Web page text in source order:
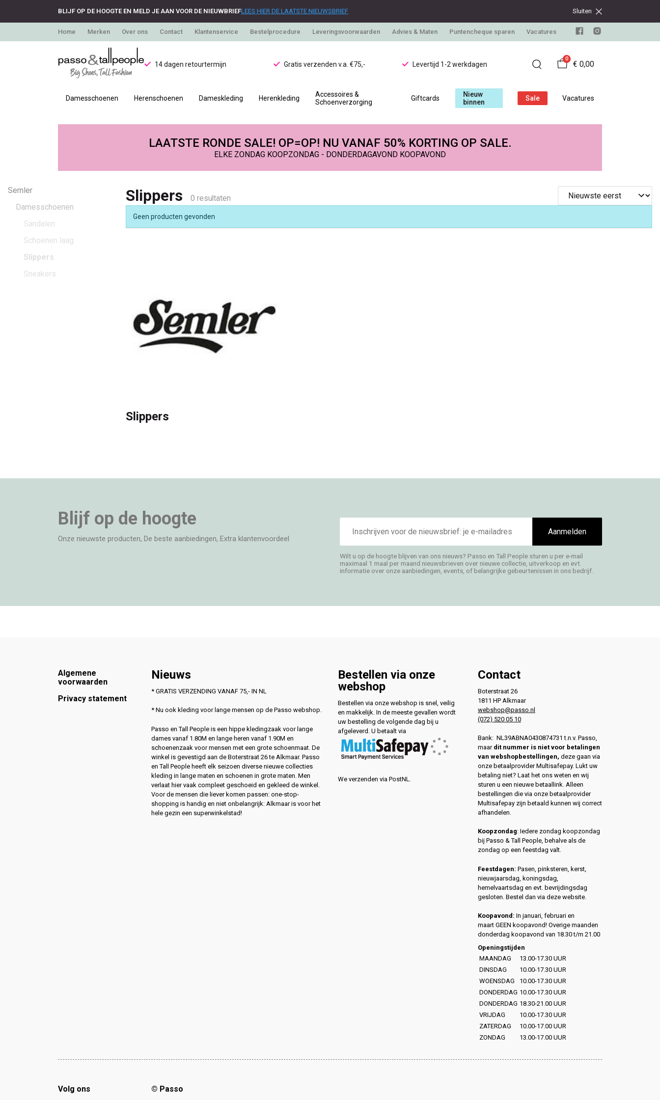
BLIJF OP DE HOOGTE EN MELD JE AAN VOOR DE NIEUWBRIEFLEES HIER DE LAATSTE NIEUWSBRIEF Sluiten
Home Merken Over ons Contact Klantenservice Bestelprocedure Leveringsvoorwaarden Advies & Maten Puntencheque sparen Vacatures
14 dagen retourtermijn Gratis verzenden v.a. €75,- Levertijd 1-2 werkdagen
0
€ 0,00
Damesschoenen Herenschoenen Dameskleding Herenkleding
Accessoires &
Schoenverzorging
Giftcards
Nieuw
binnen
Sale Vacatures
Slippers
Passo
LAATSTE RONDE SALE! OP=OP! NU VANAF 50% KORTING OP SALE.
ELKE ZONDAG KOOPZONDAG - DONDERDAGAVOND KOOPAVOND
Semler
Damesschoenen
Sandalen
Schoenen laag
Slippers
Sneakers
Slippers 0 resultaten
Geen producten gevonden
Slippers
Blijf op de hoogte
Onze nieuwste producten, De beste aanbiedingen, Extra klantenvoordeel
mailadres
Aanmelden
Wilt u op de hoogte blijven van ons nieuws? Passo en Tall People sturen u per e-mail
maximaal 1 maal per maand nieuwsbrieven over nieuwe collectie, uitverkoop en evt.
informatie over onze aanbiedingen, events, of belangrijke gebeurtenissen in ons bedrijf.
Footer
Algemene
voorwaarden
Privacy statement
Nieuws
* GRATIS VERZENDING VANAF 75,- IN NL
* Nu ook kleding voor lange mensen op de Passo webshop.
Passo en Tall People is een hippe kledingzaak voor lange
dames vanaf 1.80M en lange heren vanaf 1.90M en
schoenenzaak voor mensen met een grote schoenmaat. De
winkel is gevestigd aan de Boterstraat 26 te Alkmaar. Passo
en Tall People heeft elk seizoen diverse nieuwe collecties
kleding in lange maten en schoenen in grote maten. Men
verlaat hier vaak compleet geschoeid en gekleed de winkel.
Voor de mensen die liever komen passen: one-stop-
shopping is handig en niet onbelangrijk: Alkmaar is voor het
hele gezin een superwinkelstad!
Bestellen via onze
webshop
Bestellen via onze webshop is snel, veilig
en makkelijk. In de meeste gevallen wordt
uw bestelling de volgende dag bij u
afgeleverd. U betaalt via
We verzenden via PostNL.
Contact
Boterstraat 26
1811 HP Alkmaar
webshop@passo.nl
(072) 520 05 10
Bank: NL39ABNA0430874731 t.n.v. Passo,
maardit nummer is niet voor betalingen
van webshopbestellingen, deze gaan via
onze betaalprovider Multisafepay. Lukt uw
betaling niet? Laat het ons weten en wij
sturen u een nieuwe betaallink. Alleen
bestellingen die via onze betaalprovider
Multisafepay zijn betaald kunnen wij correct
afhandelen.
Koopzondag: Iedere zondag koopzondag
bij Passo & Tall People, behalve als de
zondag op een feestdag valt.
Feestdagen: Pasen, pinksteren, kerst,
nieuwjaarsdag, koningsdag,
hemelvaartsdag en evt. bevrijdingsdag
gesloten. Bestel dan via deze website.
Koopavond: In januari, februari en
maart GEEN koopavond! Overige maanden
donderdag koopavond van 18.30 t/m 21.00
Openingstijden
MAANDAG
13.00-17.30 UUR
DINSDAG
10.00-17.30 UUR
WOENSDAG
10.00-17.30 UUR
DONDERDAG 10.00-17.30 UUR
DONDERDAG 18.30-21.00 UUR
VRIJDAG
10.00-17.30 UUR
ZATERDAG
10.00-17.00 UUR
ZONDAG
13.00-17.00 UUR
Volg ons © Passo